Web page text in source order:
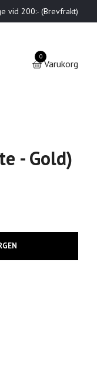
vid 200:- (Brevfrakt)
0
Varukorg
- Gold)